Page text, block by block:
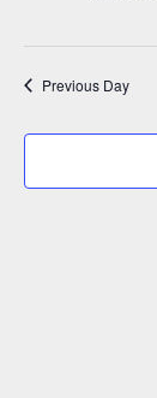
Previous Day